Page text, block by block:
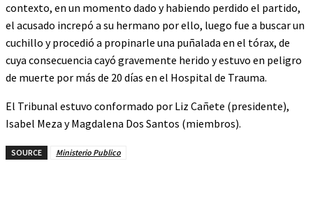
contexto, en un momento dado y habiendo perdido el partido,
el acusado increpó a su hermano por ello, luego fue a buscar un
cuchillo y procedió a propinarle una puñalada en el tórax, de
cuya consecuencia cayó gravemente herido y estuvo en peligro
de muerte por más de 20 días en el Hospital de Trauma.
El Tribunal estuvo conformado por Liz Cañete (presidente),
Isabel Meza y Magdalena Dos Santos (miembros).
SOURCE Ministerio Publico